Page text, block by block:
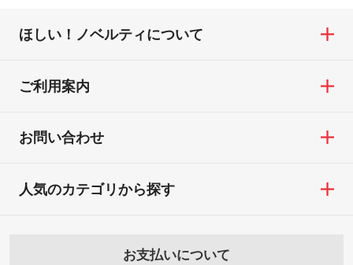
ほしい！ノベルティについて
ご利用案内
お問い合わせ
お支払いについて
人気のカテゴリから探す